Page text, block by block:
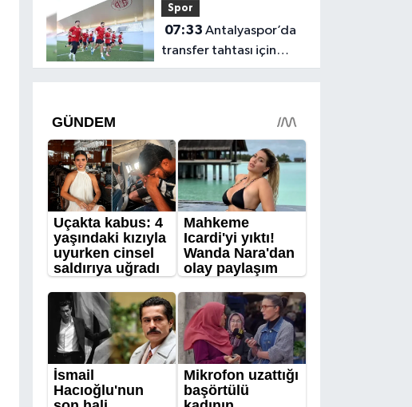
Spor
07:33
transfer tahtası için
büyük hareketlilik: